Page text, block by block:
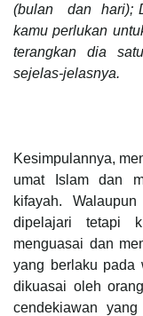
(bulan dan hari);
kamu perlukan
terangkan dia
sejelas-jelasnya.
Kesimpulannya,
umat Islam dan
kifayah.
dipelajari tetapi
menguasai dan
yang berlaku pada
dikuasai oleh
cendekiawan